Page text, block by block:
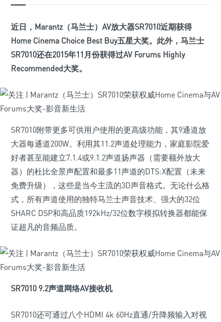
近日，Marantz（马兰士）AV放大器SR7010近期获得
Home Cinema Choice Best Buy五星大奖。此外，马兰士
SR7010还在2015年11月份获得过AV Forums Highly
Recommended大奖。
SR7010附带更多可供用户使用的更高级功能，其9通道放
大器每通道200W。利用其11.2声道处理能力，家庭影院爱
好者甚至能建立7.1.4或9.1.2声道扬声器（需要额外放大
器）的杜比全景声配置和最多11声道的DTS:X配置（未来
免费升级），这些是当今主流的3D声音格式。无论什么格
式，所有声道使用的独特马兰士声音技术、强大的32位
SHARC DSP和高品质192kHz/32位数字模拟转换器都能保
证超凡的音频品质。
SR7010 9.2声道网络AV接收机
SR7010还可通过八个HDMI 4k 60Hz直通/升降频输入对视